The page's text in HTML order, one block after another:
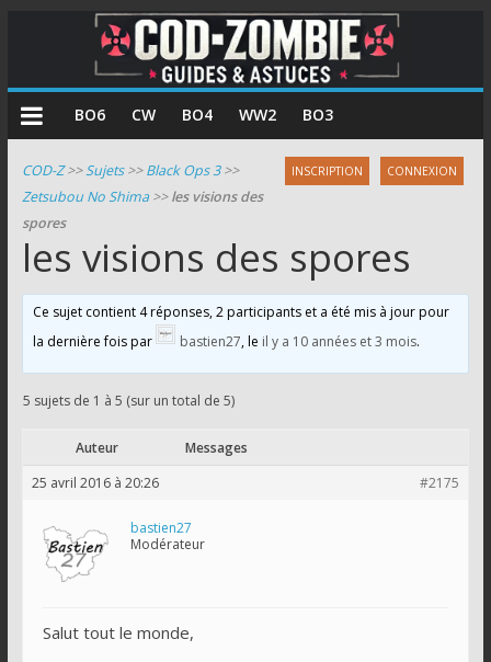
COD
Zombie
Guides
et
astuces
le
mode
zombie
de
Duty
BO6 CW BO4 WW2 BO3
INSCRIPTION CONNEXION
COD-Z>>Sujets>>Black Ops 3>>
Zetsubou No Shima>>les visions des
spores
les visions des spores
Ce sujet contient 4 réponses, 2 participants et a été mis à jour pour
la dernière fois par
bastien27 , le il y a 10 années et 3 mois.
5 sujets de 1 à 5 (sur un total de 5)
Auteur
Messages
25 avril 2016 à 20:26
#2175
bastien27
Modérateur
Salut tout le monde,